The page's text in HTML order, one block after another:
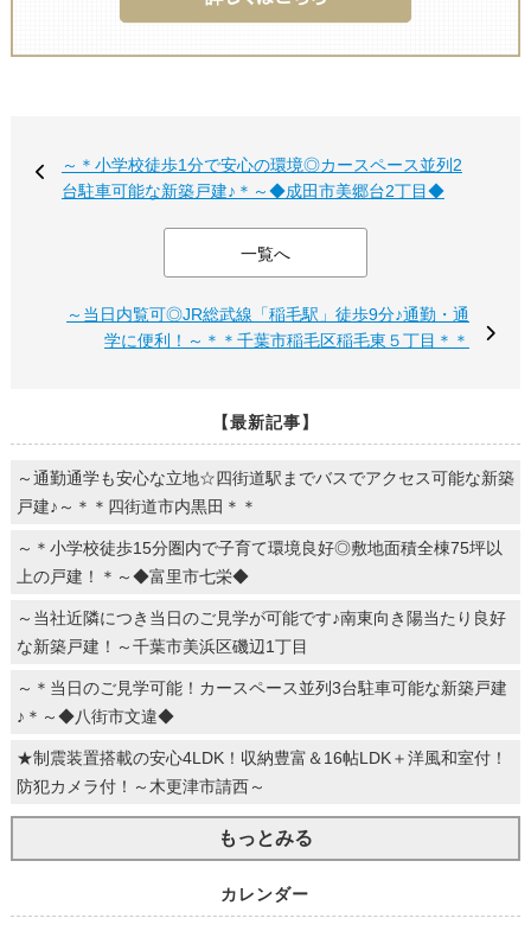
～＊小学校徒歩1分で安心の環境◎カースペース並列2
台駐車可能な新築戸建♪＊～◆成田市美郷台2丁目◆
一覧へ
～当日内覧可◎JR総武線「稲毛駅」徒歩9分♪通勤・通
学に便利！～＊＊千葉市稲毛区稲毛東５丁目＊＊
【最新記事】
～通勤通学も安心な立地☆四街道駅までバスでアクセス可能な新築
戸建♪～＊＊四街道市内黒田＊＊
～＊小学校徒歩15分圏内で子育て環境良好◎敷地面積全棟75坪以
上の戸建！＊～◆富里市七栄◆
～当社近隣につき当日のご見学が可能です♪南東向き陽当たり良好
な新築戸建！～千葉市美浜区磯辺1丁目
～＊当日のご見学可能！カースペース並列3台駐車可能な新築戸建
♪＊～◆八街市文違◆
★制震装置搭載の安心4LDK！収納豊富＆16帖LDK＋洋風和室付！
防犯カメラ付！～木更津市請西～
もっとみる
カレンダー